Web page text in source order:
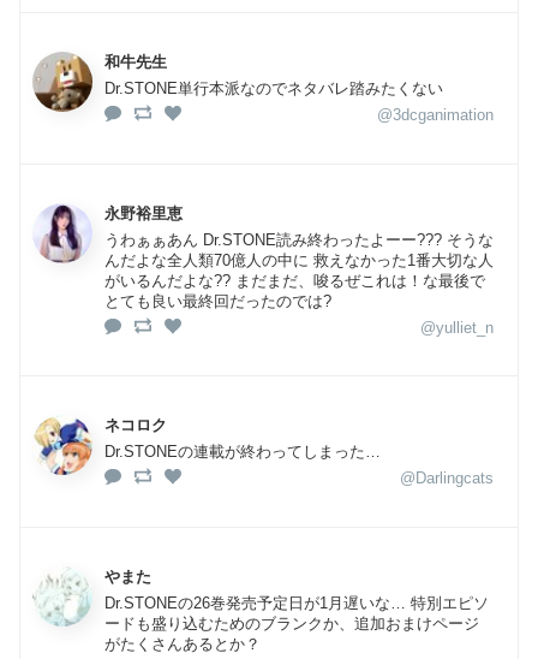
和牛先生
Dr.STONE単行本派なのでネタバレ踏みたくない
@3dcganimation
永野裕里恵
うわぁぁあん Dr.STONE読み終わったよーー??? そうな
んだよな全人類70億人の中に 救えなかった1番大切な人
がいるんだよな?? まだまだ、唆るぜこれは！な最後で
とても良い最終回だったのでは?
@yulliet_n
ネコロク
Dr.STONEの連載が終わってしまった…
@Darlingcats
やまた
Dr.STONEの26巻発売予定日が1月遅いな… 特別エピソ
ードも盛り込むためのブランクか、追加おまけページ
がたくさんあるとか？